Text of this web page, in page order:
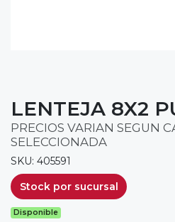
LENTEJA 8X2
PRECIOS VARIAN SEGUN
SELECCIONADA
SKU: 405591
Stock por sucursal
Disponible